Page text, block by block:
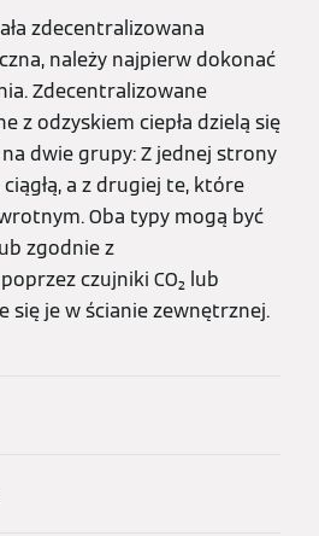
zdecentralizowana
należy najpierw dokonać
Zdecentralizowane
z odzyskiem ciepła dzielą się
dwie grupy: Z jednej strony
a z drugiej te, które
Oba typy mogą być
zgodnie z
czujniki CO₂ lub
się je w ścianie zewnętrznej.